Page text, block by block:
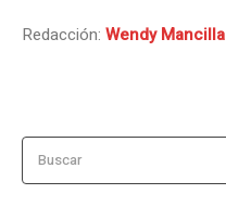
Redacción: Wendy Mancilla
Buscar